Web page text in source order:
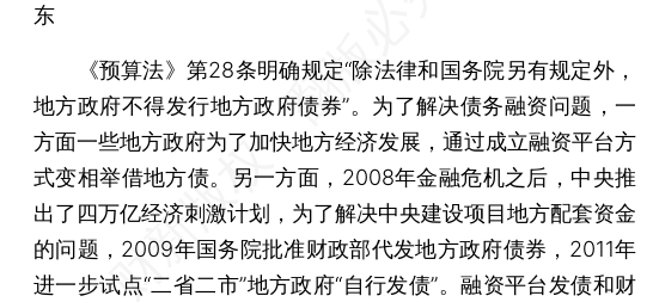
东
《预算法》第28条明确规定“除法律和国务院另有规定外，
地方政府不得发行地方政府债券”。为了解决债务融资问题，一
方面一些地方政府为了加快地方经济发展，通过成立融资平台方
式变相举借地方债。另一方面，2008年金融危机之后，中央推
出了四万亿经济刺激计划，为了解决中央建设项目地方配套资金
的问题，2009年国务院批准财政部代发地方政府债券，2011年
进一步试点“二省二市”地方政府“自行发债”。融资平台发债和财